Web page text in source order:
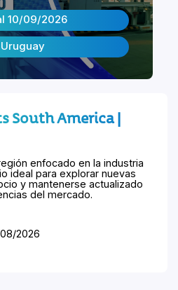
10/09/2026
South America |
enfocado en la industria
ideal para explorar nuevas
y mantenerse actualizado
del mercado.
2026